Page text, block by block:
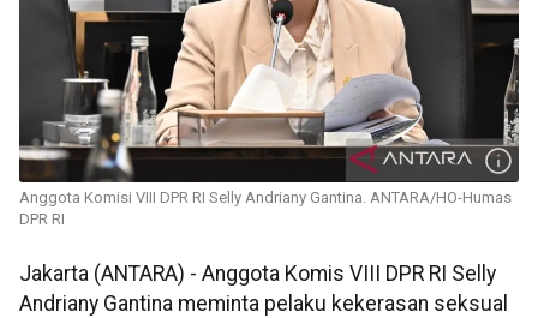
Anggota Komisi VIII DPR RI Selly Andriany Gantina. ANTARA/HO-Humas
DPR RI
Jakarta (ANTARA) - Anggota Komis VIII DPR RI Selly
Andriany Gantina meminta pelaku kekerasan seksual